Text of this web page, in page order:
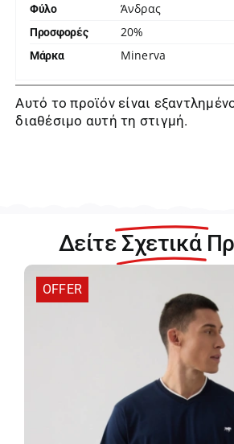
Φύλο Άνδρας
Προσφορές 20%
Μάρκα Minerva
Αυτό το προϊόν είναι
διαθέσιμο αυτή τη στιγμή.
Δείτε Σχετικά
OFFER